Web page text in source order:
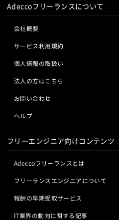
Adeccoフリーランスについて
会社概要
サービス利用規約
個人情報の取扱い
法人の方はこちら
お問い合わせ
ヘルプ
フリーエンジニア向けコンテンツ
Adeccoフリーランスとは
フリーランスエンジニアについて
報酬の早期受取サービス
IT業界の動向に関する記事